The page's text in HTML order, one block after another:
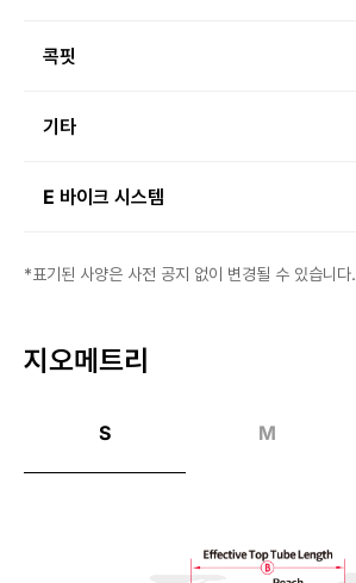
콕핏
기타
E 바이크 시스템
*표기된 사양은 사전 공지 없이 변경될 수 있습니다.
지오메트리
S M